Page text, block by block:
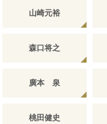
山崎元裕
森口将之
廣本 泉
桃田健史